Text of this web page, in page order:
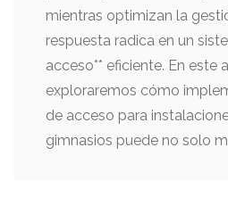
mientras optimizan la
respuesta radica en un
acceso** eficiente. En este
exploraremos cómo
de acceso para
gimnasios puede no solo